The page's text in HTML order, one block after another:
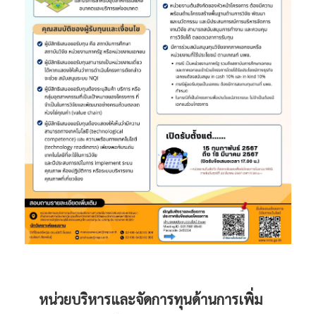
หน่วยบริหารและจัดการทุนด้านการเพิ่ม